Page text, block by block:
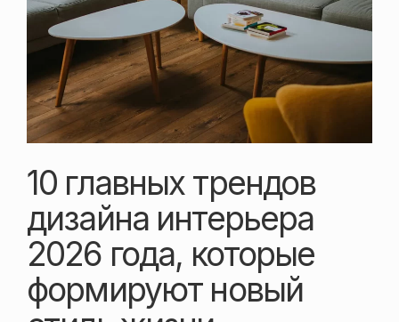
10 главных трендов
дизайна интерьера
2026 года, которые
формируют новый